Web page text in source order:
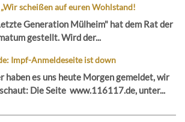
scheißen auf euren Wohlstand!
Generation Mülheim" hat dem Rat der
gestellt. Wird der...
Impf-Anmeldeseite ist down
haben es uns heute Morgen gemeldet, wir
Die Seite www.116117.de, unter...